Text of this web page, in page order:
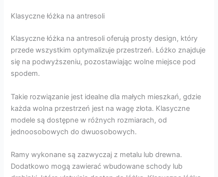
Klasyczne łóżka na antresoli
Klasyczne łóżka na antresoli oferują prosty design, który
przede wszystkim optymalizuje przestrzeń. Łóżko znajduje
się na podwyższeniu, pozostawiając wolne miejsce pod
spodem.
Takie rozwiązanie jest idealne dla małych mieszkań, gdzie
każda wolna przestrzeń jest na wagę złota. Klasyczne
modele są dostępne w różnych rozmiarach, od
jednoosobowych do dwuosobowych.
Ramy wykonane są zazwyczaj z metalu lub drewna.
Dodatkowo mogą zawierać wbudowane schody lub